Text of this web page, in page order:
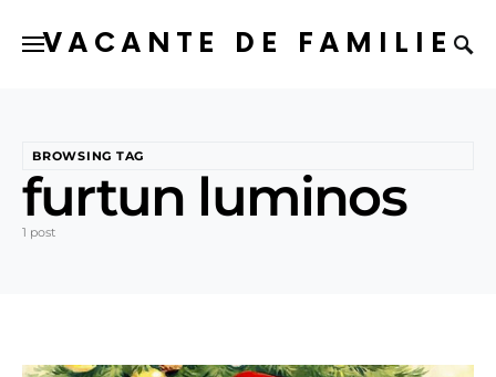
VACANTE DE FAMILIE
BROWSING TAG
furtun luminos
1 post